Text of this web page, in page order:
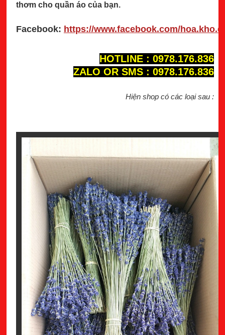
thơm cho quần áo của bạn.
Facebook: https://www.facebook.com/
HOTLINE : 0978.176.836
ZALO OR SMS : 0978.176.836
Hiện shop có các loại sau :